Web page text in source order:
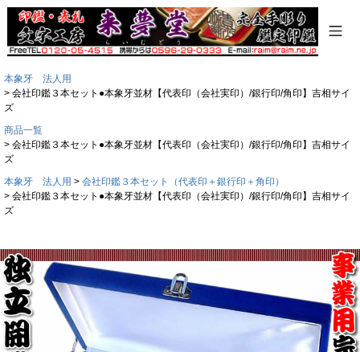
本象牙 法人用
会社印鑑３本セット●本象牙並材【代表印（会社実印）/銀行印/角印】吉相サイ
ズ
商品一覧
会社印鑑３本セット●本象牙並材【代表印（会社実印）/銀行印/角印】吉相サイ
ズ
本象牙 法人用
会社印鑑３本セット（代表印＋銀行印＋角印）
会社印鑑３本セット●本象牙並材【代表印（会社実印）/銀行印/角印】吉相サイ
ズ